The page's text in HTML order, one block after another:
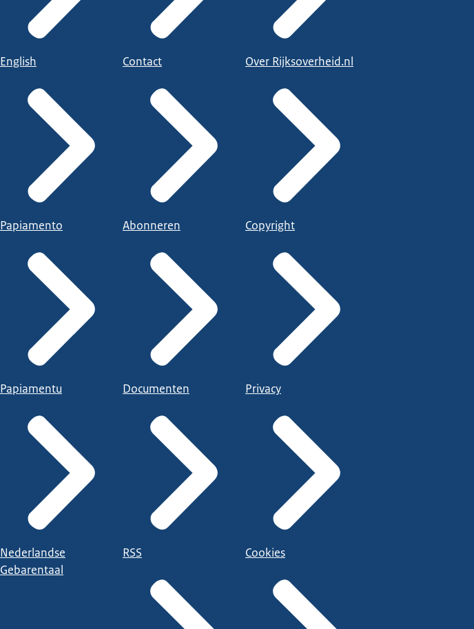
English
Papiamento
Papiamentu
Nederlandse
Gebarentaal
Contact
Abonneren
Documenten
RSS
Over Rijksoverheid.nl
Copyright
Privacy
Cookies